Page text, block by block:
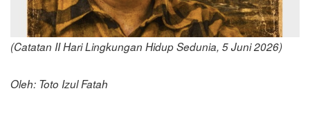
(Catatan II Hari Lingkungan Hidup Sedunia, 5 Juni 2026)
Oleh: Toto Izul Fatah